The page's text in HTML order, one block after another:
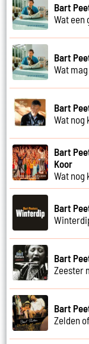
Bart
Wat een
Bart
Wat
Bart
Wat nog
Bart
Koor
Wat nog
Bart
Bart
Zeester
Bart
Zelden